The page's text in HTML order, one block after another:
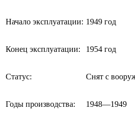
Начало эксплуатации: 1949 год
Конец эксплуатации: 1954 год
Статус: Снят с
Годы производства: 1948—1949